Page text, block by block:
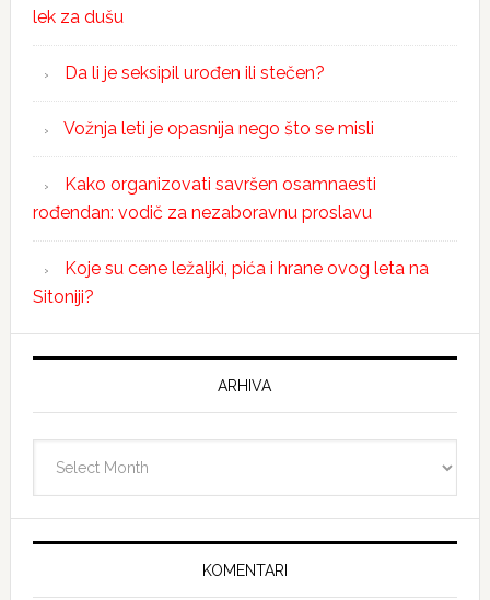
lek za dušu
Da li je seksipil urođen ili stečen?
Vožnja leti je opasnija nego što se misli
Kako organizovati savršen osamnaesti
rođendan: vodič za nezaboravnu proslavu
Koje su cene ležaljki, pića i hrane ovog leta na
Sitoniji?
ARHIVA
KOMENTARI